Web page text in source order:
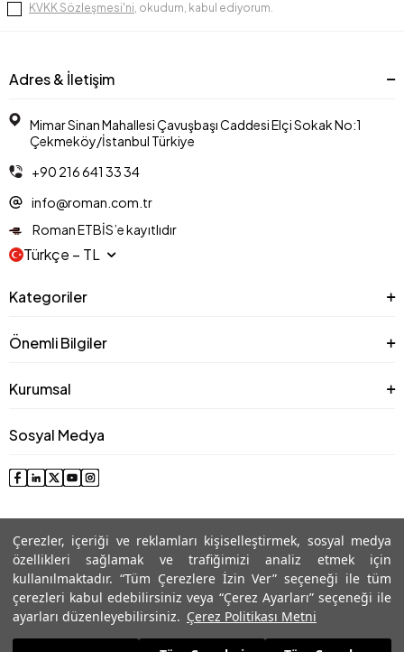
Çerezler, içeriği ve reklamları kişiselleştirmek, sosyal medya
özellikleri sağlamak ve trafiğimizi analiz etmek için
kullanılmaktadır. “Tüm Çerezlere İzin Ver” seçeneği ile tüm
çerezleri kabul edebilirsiniz veya “Çerez Ayarları” seçeneği ile
ayarları düzenleyebilirsiniz. Çerez Politikası Metni
KVKK Sözleşmesi'ni, okudum, kabul ediyorum.
Adres & İletişim
Mimar Sinan Mahallesi Çavuşbaşı Caddesi Elçi Sokak No:1
Çekmeköy/İstanbul Türkiye
+90 216 641 33 34
info@roman.com.tr
Roman ETBİS’e kayıtlıdır
Türkçe − TL
Kategoriler
Önemli Bilgiler
Kurumsal
Sosyal Medya
© 2025 Roman® Tüm Hakları Saklıdır, İzinsiz kullanılamaz